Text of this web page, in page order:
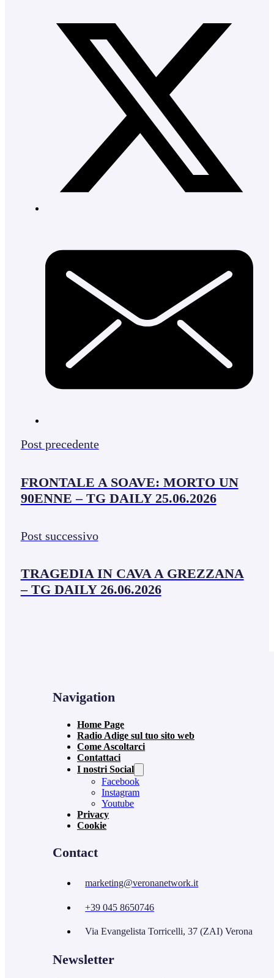
Post precedente
FRONTALE A SOAVE: MORTO UN
90ENNE – TG DAILY 25.06.2026
Post successivo
TRAGEDIA IN CAVA A GREZZANA
– TG DAILY 26.06.2026
Navigation
Home Page
Radio Adige sul tuo sito web
Come Ascoltarci
Contattaci
I nostri Social
Facebook
Instagram
Youtube
Privacy
Cookie
Contact
marketing@veronanetwork.it
+39 045 8650746
Via Evangelista Torricelli, 37 (ZAI) Verona
Newsletter